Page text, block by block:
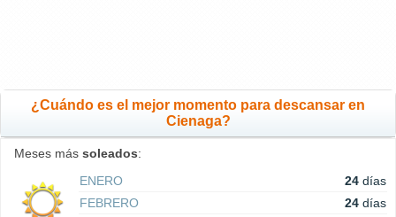
¿Cuándo es el mejor momento para descansar en
Cienaga?
Meses más soleados:
ENERO
24 días
FEBRERO
24 días